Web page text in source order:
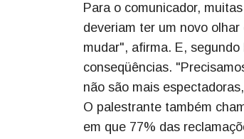
Para o comunicador,
deveriam ter um novo
mudar", afirma. E,
conseqüências.
não são mais
O palestrante também
em que 77% das